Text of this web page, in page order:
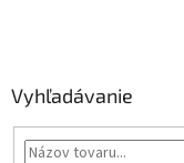
Vyhľadávanie